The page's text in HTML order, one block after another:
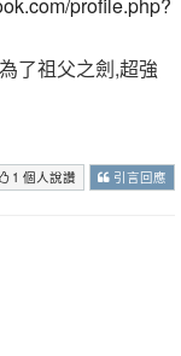
了祖父之劍,超強
1 個人說讚 引言回應